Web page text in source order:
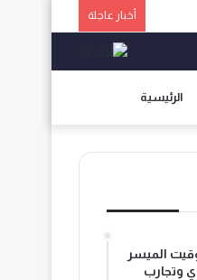
أخبار عاجلة
الرئيسية
الميسر
وتجارب